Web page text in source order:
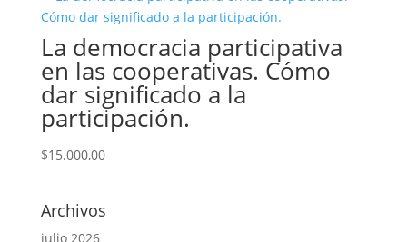
La democracia participativa
en las cooperativas. Cómo
dar significado a la
participación.
$15.000,00
Archivos
julio 2026